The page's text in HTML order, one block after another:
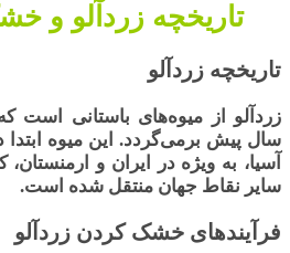
تاریخچه زردآلو و
تاریخچه زردآلو
زردآلو از میوه‌های باستانی است
سال پیش برمی‌گردد. این میوه
آسیا، به ویژه در
ایران و ارمنستان،
سایر نقاط جهان منتقل شده است.
فرآیندهای خشک کردن زردآلو